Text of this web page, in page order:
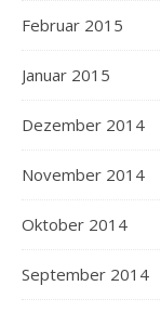
Februar 2015
Januar 2015
Dezember 2014
November 2014
Oktober 2014
September 2014